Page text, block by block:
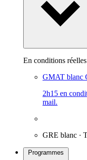
En conditions
GMAT blanc
2h15 en
mail.
GRE blanc ·